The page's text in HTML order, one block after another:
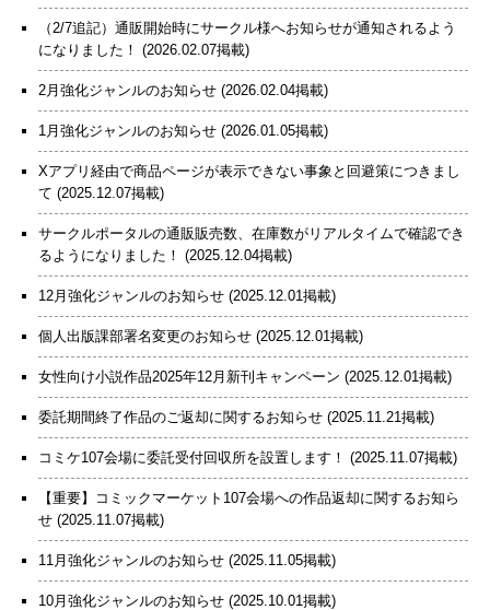
（2/7追記）通販開始時にサークル様へお知らせが通知されるよう
になりました！ (2026.02.07掲載)
2月強化ジャンルのお知らせ (2026.02.04掲載)
1月強化ジャンルのお知らせ (2026.01.05掲載)
Xアプリ経由で商品ページが表示できない事象と回避策につきまし
て (2025.12.07掲載)
サークルポータルの通販販売数、在庫数がリアルタイムで確認でき
るようになりました！ (2025.12.04掲載)
12月強化ジャンルのお知らせ (2025.12.01掲載)
個人出版課部署名変更のお知らせ (2025.12.01掲載)
女性向け小説作品2025年12月新刊キャンペーン (2025.12.01掲載)
委託期間終了作品のご返却に関するお知らせ (2025.11.21掲載)
コミケ107会場に委託受付回収所を設置します！ (2025.11.07掲載)
【重要】コミックマーケット107会場への作品返却に関するお知ら
せ (2025.11.07掲載)
11月強化ジャンルのお知らせ (2025.11.05掲載)
10月強化ジャンルのお知らせ (2025.10.01掲載)